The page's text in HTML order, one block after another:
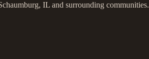
IL and surrounding communities.